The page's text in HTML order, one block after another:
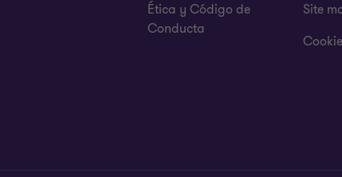
Ética y Código de
Conducta
Site